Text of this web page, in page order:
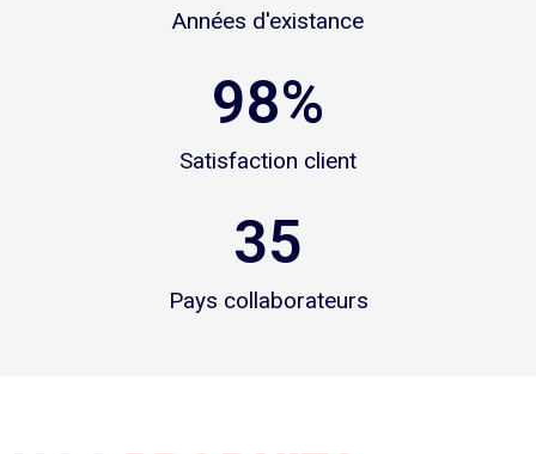
Années d'existance
Satisfaction client
98%
Pays collaborateurs
35